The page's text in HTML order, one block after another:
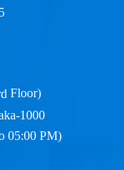
Floor)
1000
05:00 PM)